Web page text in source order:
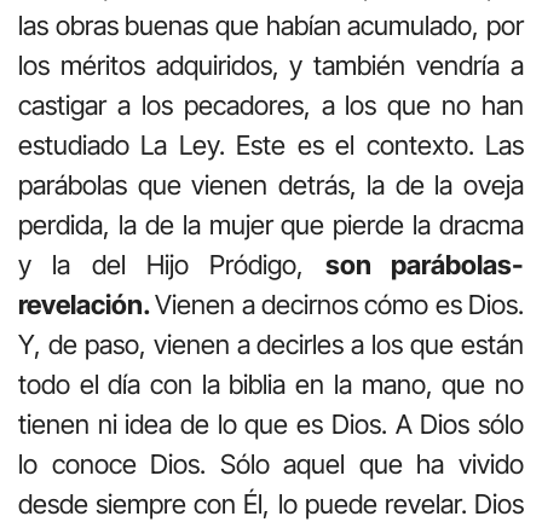
las obras buenas que habían acumulado, por
los méritos adquiridos, y también vendría a
castigar a los pecadores, a los que no han
estudiado La Ley. Este es el contexto. Las
parábolas que vienen detrás, la de la oveja
perdida, la de la mujer que pierde la dracma
y la del Hijo Pródigo, son parábolas-
revelación.Vienen a decirnos cómo es Dios.
Y, de paso, vienen a decirles a los que están
todo el día con la biblia en la mano, que no
tienen ni idea de lo que es Dios. A Dios sólo
lo conoce Dios. Sólo aquel que ha vivido
desde siempre con Él, lo puede revelar. Dios